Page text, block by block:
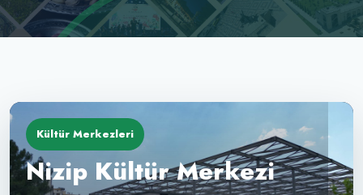
Kültür Merkezleri
Nizip Kültür Merkezi